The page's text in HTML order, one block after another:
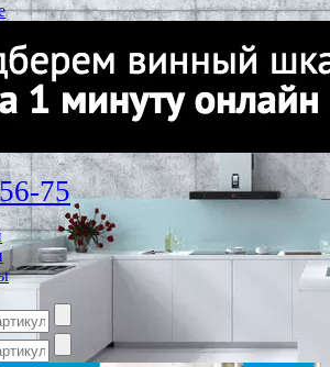
75